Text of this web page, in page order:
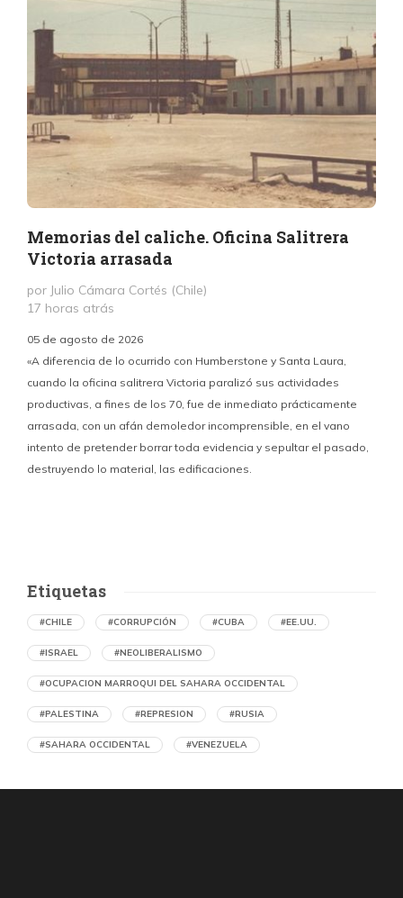
Memorias del caliche. Oficina Salitrera
Victoria arrasada
por Julio Cámara Cortés (Chile)
17 horas atrás
05 de agosto de 2026
«A diferencia de lo ocurrido con Humberstone y Santa Laura,
cuando la oficina salitrera Victoria paralizó sus actividades
productivas, a fines de los 70, fue de inmediato prácticamente
arrasada, con un afán demoledor incomprensible, en el vano
intento de pretender borrar toda evidencia y sepultar el pasado,
destruyendo lo material, las edificaciones.
Denuncian en Chile una operación de
Etiquetas
#CHILE #CORRUPCIÓN #CUBA #EE.UU.
#ISRAEL #NEOLIBERALISMO
#OCUPACION MARROQUI DEL SAHARA OCCIDENTAL
#PALESTINA #REPRESION #RUSIA
#SAHARA OCCIDENTAL #VENEZUELA